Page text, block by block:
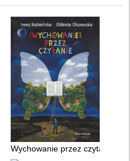
Wychowanie przez czytanie